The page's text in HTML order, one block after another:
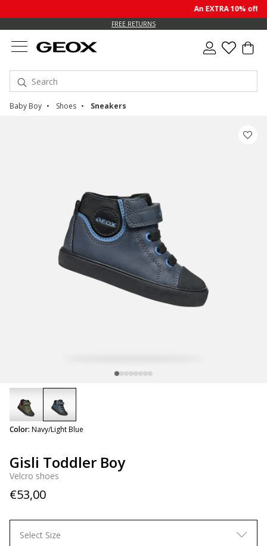
An EXTRA 10% off
FREE RETURNS
Baby Boy Shoes Sneakers
Gisli Toddler Boy
Velcro shoes
€53,00
Color: Navy/Light Blue
selected
Select Size